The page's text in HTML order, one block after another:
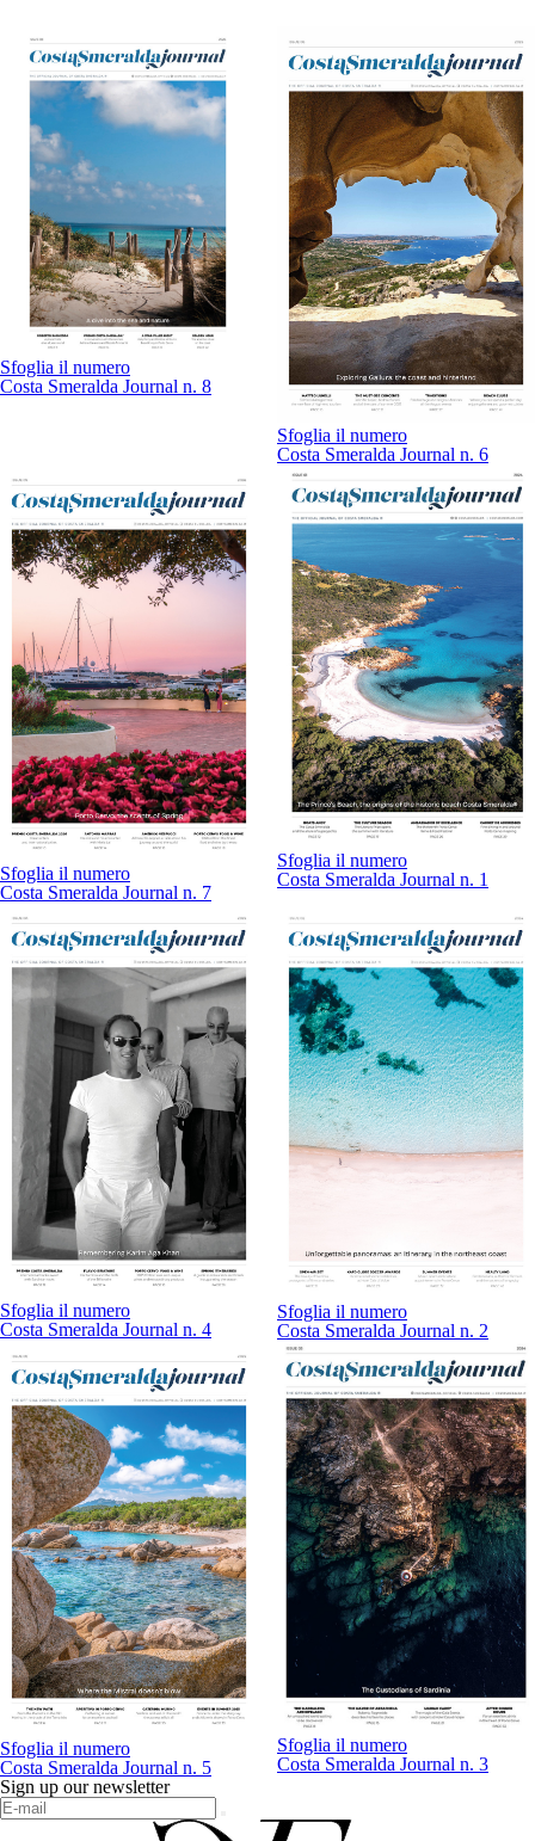
Sfoglia il numero
Costa Smeralda Journal n. 8
Sfoglia il numero
Costa Smeralda Journal n. 6
Sfoglia il numero
Costa Smeralda Journal n. 7
Sfoglia il numero
Costa Smeralda Journal n. 1
Sfoglia il numero
Costa Smeralda Journal n. 4
Sfoglia il numero
Costa Smeralda Journal n. 2
Sfoglia il numero
Costa Smeralda Journal n. 5
Sfoglia il numero
Costa Smeralda Journal n. 3
Sign up our newsletter